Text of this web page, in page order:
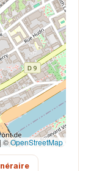
|©OpenStreetMap